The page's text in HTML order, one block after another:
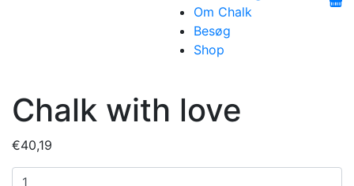
Om Chalk
Besøg
Shop
Chalk with love
€40,19
Chalk